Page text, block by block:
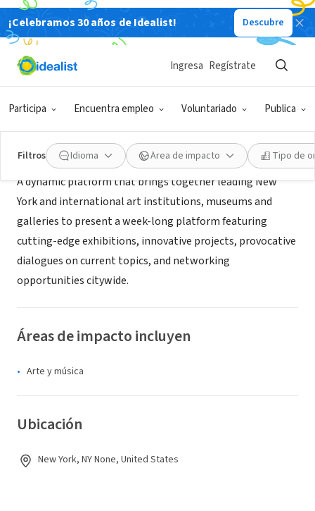
¡Celebramos 30 años de Idealist! Descubre
Participa Encuentra empleo Voluntariado Publica
Ingresa Regístrate
Filtros Idioma Área de impacto Tipo de
ORGANIZACIÓN SIN FIN DE LUCRO
Asia Contemporary Art Week
Acerca de
A dynamic platform that brings together leading New
York and international art institutions, museums and
galleries to present a week-long platform featuring
cutting-edge exhibitions, innovative projects, provocative
dialogues on current topics, and networking
opportunities citywide.
Áreas de impacto incluyen
Arte y música
Ubicación
New York, NY None, United States